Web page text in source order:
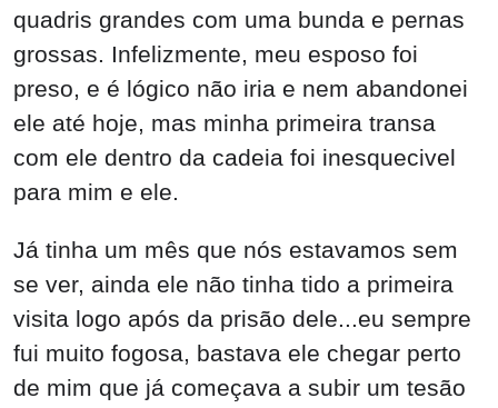
quadris grandes com uma bunda e pernas
grossas. Infelizmente, meu esposo foi
preso, e é lógico não iria e nem abandonei
ele até hoje, mas minha primeira transa
com ele dentro da cadeia foi inesquecivel
para mim e ele.
Já tinha um mês que nós estavamos sem
se ver, ainda ele não tinha tido a primeira
visita logo após da prisão dele...eu sempre
fui muito fogosa, bastava ele chegar perto
de mim que já começava a subir um tesão